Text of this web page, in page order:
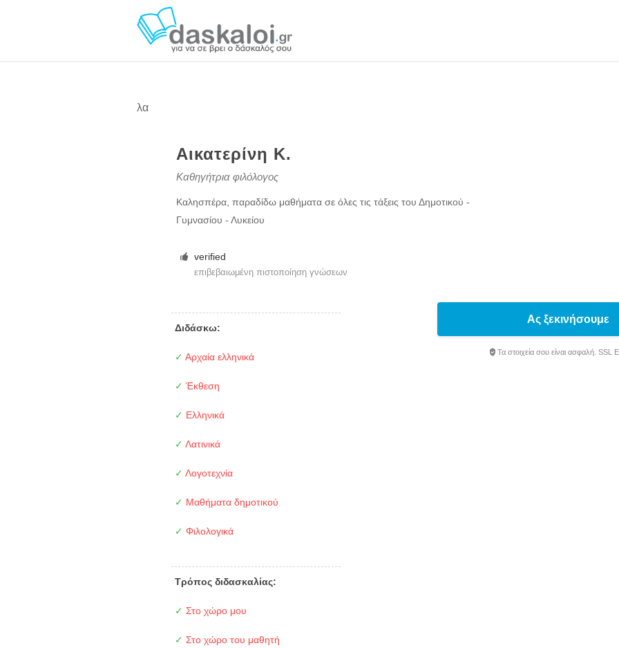
λα
Αικατερίνη Κ.
Καθηγήτρια φιλόλογος
Καλησπέρα, παραδίδω μαθήματα σε όλες τις τάξεις του Δημοτικού -
Γυμνασίου - Λυκείου
verified
επιβεβαιωμένη πιστοποίηση γνώσεων
Διδάσκω:
✓ Αρχαία ελληνικά
✓ Έκθεση
✓ Ελληνικά
✓ Λατινικά
✓ Λογοτεχνία
✓ Μαθήματα δημοτικού
✓ Φιλολογικά
Τρόπος διδασκαλίας:
✓ Στο χώρο μου
✓ Στο χώρο του μαθητή
Ας ξεκινήσουμε
Τα στοιχεία σου είναι ασφαλή. SSL